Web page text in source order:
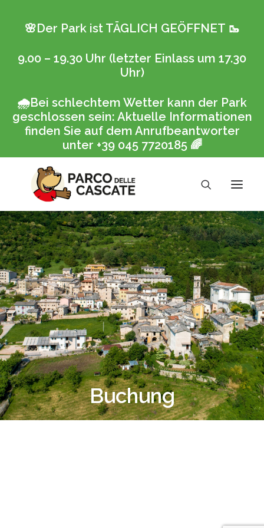
🌸Der Park ist TÄGLICH GEÖFFNET 🥾
9.00 – 19.30 Uhr (letzter Einlass um 17.30
Uhr)
🌧️Bei schlechtem Wetter kann der Park
geschlossen sein: Aktuelle Informationen
finden Sie auf dem Anrufbeantworter
unter +39 045 7720185🌈
Buchung
Der Park
Mission
Planen sie ihren Besuch
Gruppen
Das Dorf Molina
Veranstaltungen
Kontakte
Deutsch Buchung